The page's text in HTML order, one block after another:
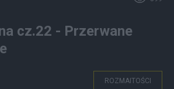
cz.22 - Przerwane
ROZMAITOŚCI